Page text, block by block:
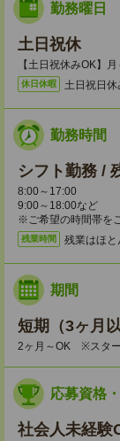
勤務曜日
土日祝休
【土日祝休みOK】
休日休暇 土日祝日休
勤務時間
シフト勤務 /
8:00～17:00
9:00～18:00など
※ご希望の時間帯を
残業時間 残業はほと
期間
短期（3ヶ月以
2ヶ月～OK ※スター
応募資格
社会人未経験